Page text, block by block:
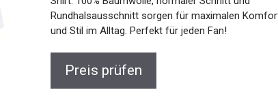
Rundhalsausschnitt sorgen für maximalen Komfort
und Stil im Alltag. Perfekt für jeden Fan!
Preis prüfen
Jetzt anschauen